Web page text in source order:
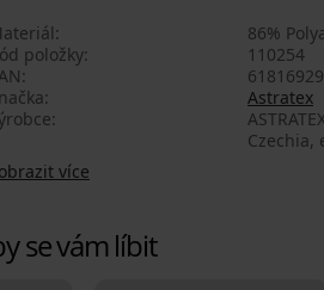
86%
položky
110254
Astratex
Czechia,
více
se vám líbit